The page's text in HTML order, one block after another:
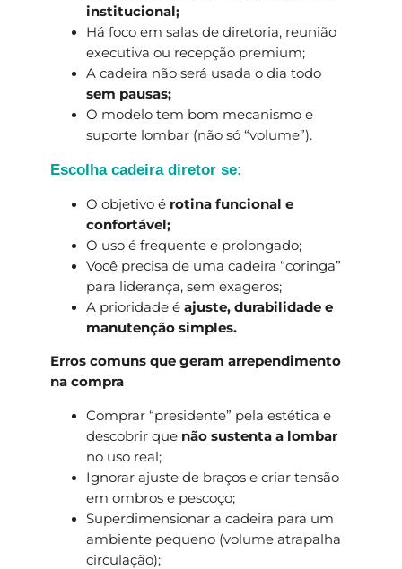
institucional;
Há foco em salas de diretoria, reunião
executiva ou recepção premium;
A cadeira não será usada o dia todo
sem pausas;
O modelo tem bom mecanismo e
suporte lombar (não só “volume”).
Escolha cadeira diretor se:
O objetivo é rotina funcional e
confortável;
O uso é frequente e prolongado;
Você precisa de uma cadeira “coringa”
para liderança, sem exageros;
A prioridade é ajuste, durabilidade e
manutenção simples.
Erros comuns que geram arrependimento
na compra
Comprar “presidente” pela estética e
descobrir que não sustenta a lombar
no uso real;
Ignorar ajuste de braços e criar tensão
em ombros e pescoço;
Superdimensionar a cadeira para um
ambiente pequeno (volume atrapalha
circulação);